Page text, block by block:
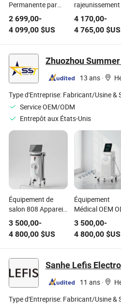
Permanente par
Laser Alexandrite
2 699,00-
4 099,00 $US
rajeunissement
la peau par laser
rapide, épilation,
laser Q-Switched
ND YAG
4 170,00-
4 765,00$US
13 ans ·
Type d'Entreprise: Fabricant/Usine &
Service OEM/ODM
Entrepôt aux États-Unis
Équipement de
salon 808 Appareil
de beauté à laser
diode pour
l'épilation au laser
diode
3 500,00-
4 800,00 $US
Équipement
Médical OEM
Laser Diode 755
808 940
Longueur d'onde
Épilation
3 500,00-
4 800,00$US
Sanhe Lefis
11 ans ·
Type d'Entreprise: Fabricant/Usine &